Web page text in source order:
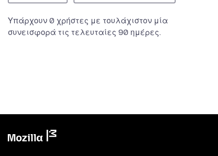
Υπάρχουν 0 χρήστες με τουλάχιστον μία
συνεισφορά τις τελευταίες 90 ημέρες.